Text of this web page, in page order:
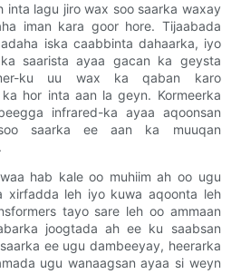
inta lagu jiro wax soo saarka waxay
iman kara goor hore. Tijaabada
iska caabbinta dahaarka, iyo
saarista ayaa gacan ka geysta
ku uu wax ka qaban karo
hor inta aan la geyn. Kormeerka
infrared-ka ayaa aqoonsan
saarka ee aan ka muuqan
hab kale oo muhiim ah oo ugu
xirfadda leh iyo kuwa aqoonta leh
tayo sare leh oo ammaan
joogtada ah ee ku saabsan
ee ugu dambeeyay, heerarka
ugu wanaagsan ayaa si weyn